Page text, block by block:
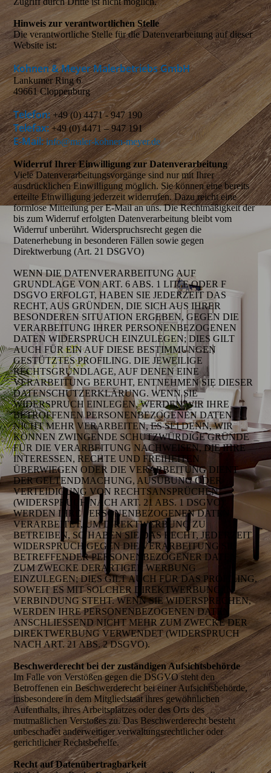
Hinweis zur verantwortlichen Stelle
Die verantwortliche Stelle für die Datenverarbeitung auf dieser
Website ist:
Kohnen & Meyer Malerbetriebs GmbH
Lankumer Ring 6
49661 Cloppenburg
Telefon:+49 (0) 4471 - 947 190
Telefax:+49 (0) 4471 – 947 191
E-Mail: info@maler-kohnen-meyer.de
Widerruf Ihrer Einwilligung zur Datenverarbeitung
Viele Datenverarbeitungsvorgänge sind nur mit Ihrer
ausdrücklichen Einwilligung möglich. Sie können eine bereits
erteilte Einwilligung jederzeit widerrufen. Dazu reicht eine
formlose Mitteilung per E-Mail an uns. Die Rechtmäßigkeit der
bis zum Widerruf erfolgten Datenverarbeitung bleibt vom
Widerruf unberührt. Widerspruchsrecht gegen die
Datenerhebung in besonderen Fällen sowie gegen
Direktwerbung (Art. 21 DSGVO)
WENN DIE DATENVERARBEITUNG AUF
GRUNDLAGE VON ART. 6 ABS. 1 LIT. E ODER F
DSGVO ERFOLGT, HABEN SIE JEDERZEIT DAS
RECHT, AUS GRÜNDEN, DIE SICH AUS IHRER
BESONDEREN SITUATION ERGEBEN, GEGEN DIE
VERARBEITUNG IHRER PERSONENBEZOGENEN
DATEN WIDERSPRUCH EINZULEGEN; DIES GILT
AUCH FÜR EIN AUF DIESE BESTIMMUNGEN
GESTÜTZTES PROFILING. DIE JEWEILIGE
RECHTSGRUNDLAGE, AUF DENEN EINE
VERARBEITUNG BERUHT, ENTNEHMEN SIE DIESER
DATENSCHUTZERKLÄRUNG. WENN SIE
WIDERSPRUCH EINLEGEN, WERDEN WIR IHRE
BETROFFENEN PERSONENBEZOGENEN DATEN
NICHT MEHR VERARBEITEN, ES SEI DENN, WIR
KÖNNEN ZWINGENDE SCHUTZWÜRDIGE GRÜNDE
FÜR DIE VERARBEITUNG NACHWEISEN, DIE IHRE
INTERESSEN, RECHTE UND FREIHEITEN
ÜBERWIEGEN ODER DIE VERARBEITUNG DIENT
DER GELTENDMACHUNG, AUSÜBUNG ODER
VERTEIDIGUNG VON RECHTSANSPRÜCHEN
(WIDERSPRUCH NACH ART. 21 ABS. 1 DSGVO).
WERDEN IHRE PERSONENBEZOGENEN DATEN
VERARBEITET, UM DIREKTWERBUNG ZU
BETREIBEN, SO HABEN SIE DAS RECHT, JEDERZEIT
WIDERSPRUCH GEGEN DIE VERARBEITUNG SIE
BETREFFENDER PERSONENBEZOGENER DATEN
ZUM ZWECKE DERARTIGER WERBUNG
EINZULEGEN; DIES GILT AUCH FÜR DAS PROFILING,
SOWEIT ES MIT SOLCHER DIREKTWERBUNG IN
VERBINDUNG STEHT. WENN SIE WIDERSPRECHEN,
WERDEN IHRE PERSONENBEZOGENEN DATEN
ANSCHLIESSEND NICHT MEHR ZUM ZWECKE DER
DIREKTWERBUNG VERWENDET (WIDERSPRUCH
NACH ART. 21 ABS. 2 DSGVO).
Beschwerderecht bei der zuständigen Aufsichtsbehörde
Im Falle von Verstößen gegen die DSGVO steht den
Betroffenen ein Beschwerderecht bei einer Aufsichtsbehörde,
insbesondere in dem Mitgliedstaat ihres gewöhnlichen
Aufenthalts, ihres Arbeitsplatzes oder des Orts des
mutmaßlichen Verstoßes zu. Das Beschwerderecht besteht
unbeschadet anderweitiger verwaltungsrechtlicher oder
gerichtlicher Rechtsbehelfe.
Recht auf Datenübertragbarkeit